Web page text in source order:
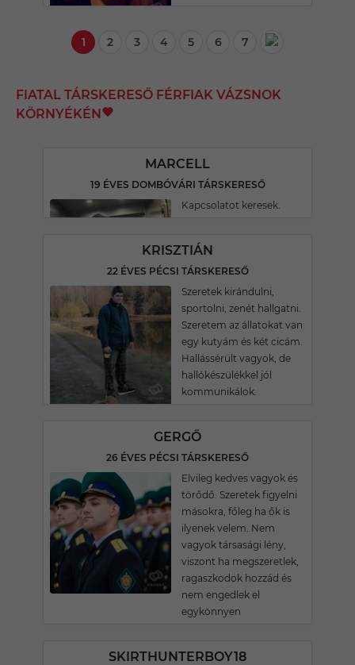
1 2 3 4 5 6 7
FIATAL TÁRSKERESŐ FÉRFIAK VÁZSNOK
KÖRNYÉKÉN
MARCELL
19 ÉVES DOMBÓVÁRI TÁRSKERESŐ
Kapcsolatot keresek.
KRISZTIÁN
22 ÉVES PÉCSI TÁRSKERESŐ
Szeretek kirándulni,
sportolni, zenét hallgatni.
Szeretem az állatokat van
egy kutyám és két cicám.
Hallássérült vagyok, de
hallókészülékkel jól
kommunikálok.
GERGŐ
26 ÉVES PÉCSI TÁRSKERESŐ
Elvileg kedves vagyok és
törődő. Szeretek figyelni
másokra, főleg ha ők is
ilyenek velem. Nem
vagyok társasági lény,
viszont ha megszeretlek,
ragaszkodok hozzád és
nem engedlek el
egykönnyen
SKIRTHUNTERBOY18